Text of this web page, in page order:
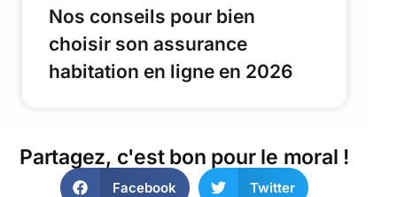
Nos conseils pour bien
choisir son assurance
habitation en ligne en 2026
Partagez, c'est bon pour le moral !
Facebook Twitter